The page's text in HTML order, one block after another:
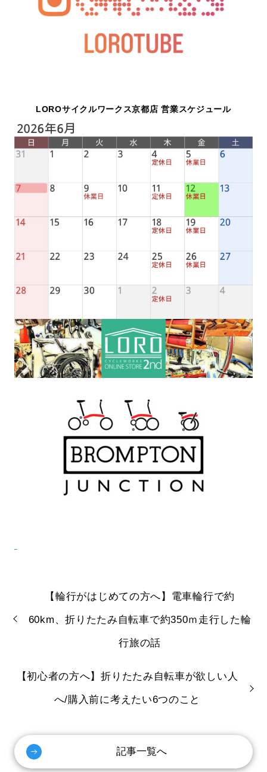
LOROサイクルワークス京都店 営業スケジュール
【輪行がはじめての方へ】電車輪行で約
60km、折りたたみ自転車で約350ｍ走行した輪
行旅の話
【初心者の方へ】折りたたみ自転車が欲しい人
へ/購入前に考えたい6つのこと
記事一覧へ